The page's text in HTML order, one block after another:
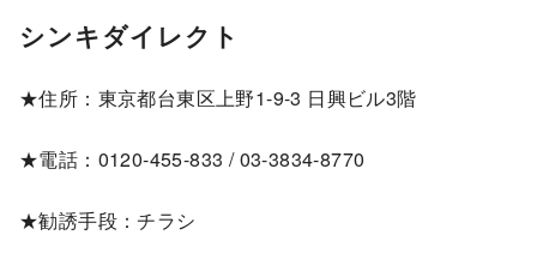
シンキダイレクト
★住所：東京都台東区上野1-9-3 日興ビル3階
★電話：0120-455-833 / 03-3834-8770
★勧誘手段：チラシ